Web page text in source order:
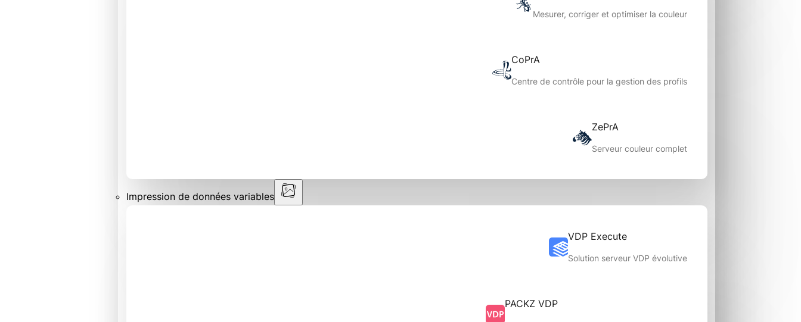
Mesurer, corriger et optimiser la couleur
CoPrA
Centre de contrôle pour la gestion des profils
ZePrA
Serveur couleur complet
Impression de données variables
VDP Execute
Solution serveur VDP évolutive
PACKZ VDP